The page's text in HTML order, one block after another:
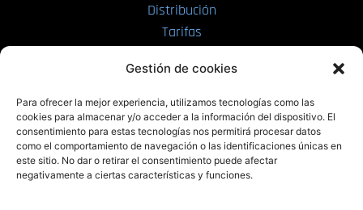
Gestión de cookies
Para ofrecer la mejor experiencia, utilizamos tecnologías como las
cookies para almacenar y/o acceder a la información del dispositivo. El
consentimiento para estas tecnologías nos permitirá procesar datos
como el comportamiento de navegación o las identificaciones únicas en
este sitio. No dar o retirar el consentimiento puede afectar
negativamente a ciertas características y funciones.
Distribución
Tarifas
PRL | Films
PRL | Play
PRL | LAB